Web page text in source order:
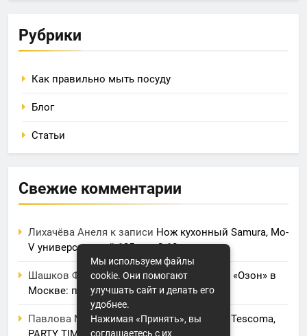
Рубрики
Как правильно мыть посуду
Блог
Статьи
Свежие комментарии
Лихачёва Анеля к записи Нож кухонный Samura, Mo-
V универсальный 125 мм, G-10
Шашков Фролк записиФулфилмент для «Озон» в
Москве: полный обзор услуг и цен
Павлова Маринак записиЭлектрогриль Tescoma,
Мы используем файлы
cookie. Они помогают
улучшать сайт и делать его
удобнее.
Нажимая «Принять», вы
соглашаетесь с их